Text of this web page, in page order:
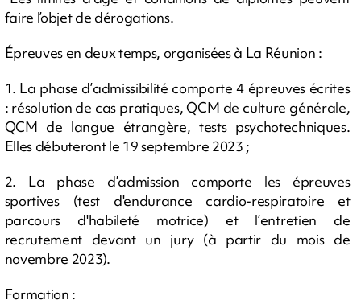
faire l’objet de dérogations.
Épreuves en deux temps, organisées à La Réunion :
1. La phase d’admissibilité comporte 4 épreuves écrites
: résolution de cas pratiques, QCM de culture générale,
QCM de langue étrangère, tests psychotechniques.
Elles débuteront le 19 septembre 2023 ;
2. La phase d’admission comporte les épreuves
sportives (test d'endurance cardio-respiratoire et
parcours d'habileté motrice) et l’entretien de
recrutement devant un jury (à partir du mois de
novembre 2023).
Formation :